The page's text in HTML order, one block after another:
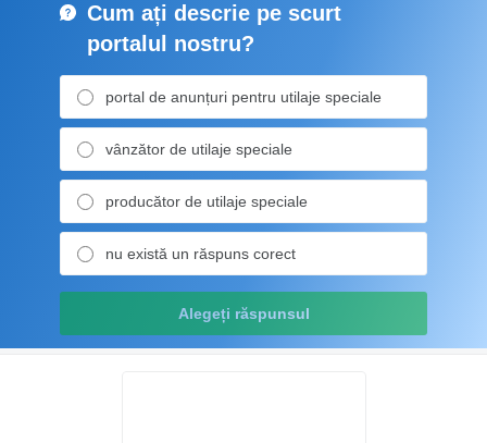
Cum ați descrie pe scurt
portalul nostru?
portal de anunțuri pentru utilaje speciale
vânzător de utilaje speciale
producător de utilaje speciale
nu există un răspuns corect
Alegeți răspunsul